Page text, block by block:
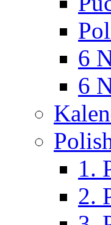
6
6
1.
2.